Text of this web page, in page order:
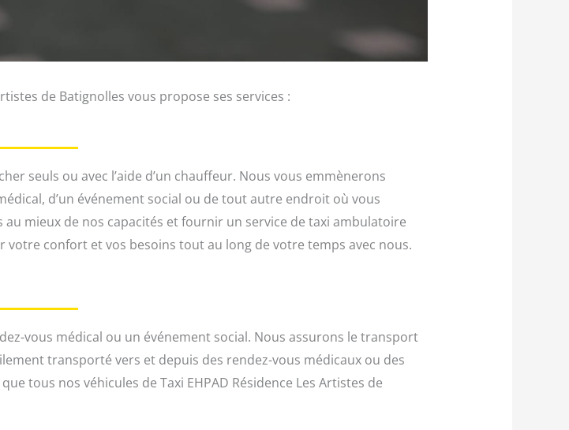
de Batignolles vous propose ses services :
seuls ou avec l’aide d’un chauffeur. Nous vous emmènerons
d’un événement social ou de tout autre endroit où vous
mieux de nos capacités et fournir un service de taxi ambulatoire
confort et vos besoins tout au long de votre temps avec nous.
vous médical ou un événement social. Nous assurons le transport
transporté vers et depuis des rendez-vous médicaux ou des
tous nos véhicules de Taxi EHPAD Résidence Les Artistes de